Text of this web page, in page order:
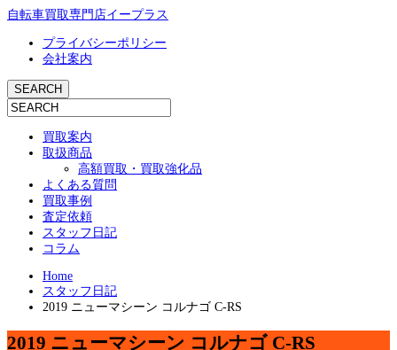
自転車買取専門店イープラス
プライバシーポリシー
会社案内
買取案内
取扱商品
高額買取・買取強化品
よくある質問
買取事例
査定依頼
スタッフ日記
コラム
Home
スタッフ日記
2019 ニューマシーン コルナゴ C-RS
2019 ニューマシーン コルナゴ C-RS